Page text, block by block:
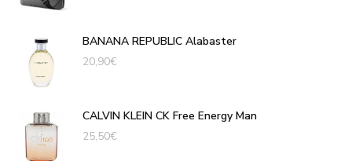
BANANA REPUBLIC Alabaster
20,90€
CALVIN KLEIN CK Free Energy Man
25,50€